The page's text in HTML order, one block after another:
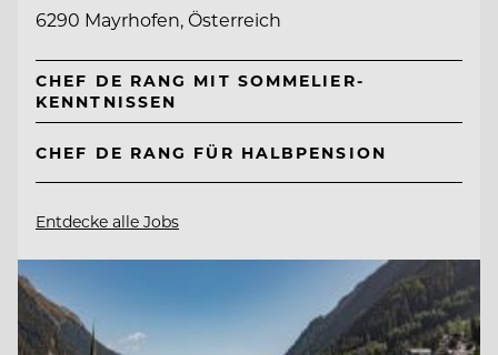
6290 Mayrhofen, Österreich
CHEF DE RANG MIT SOMMELIER-
KENNTNISSEN
CHEF DE RANG FÜR HALBPENSION
Entdecke alle Jobs